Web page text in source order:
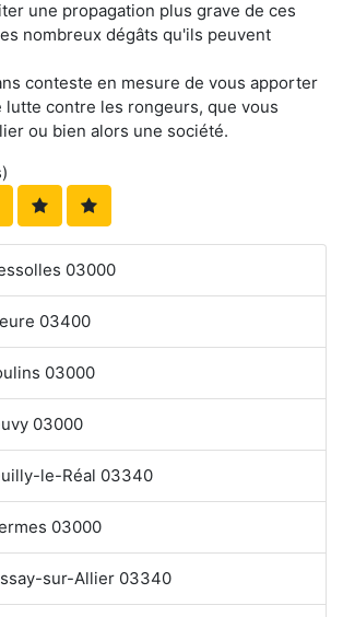
une propagation plus grave de ces
nombreux dégâts qu'ils peuvent
conteste en mesure de vous apporter
lutte contre les rongeurs, que vous
ou bien alors une société.
03000
03400
03000
03000
le-Réal 03340
03000
sur-Allier 03340